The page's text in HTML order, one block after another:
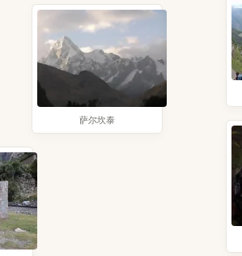
萨尔坎泰